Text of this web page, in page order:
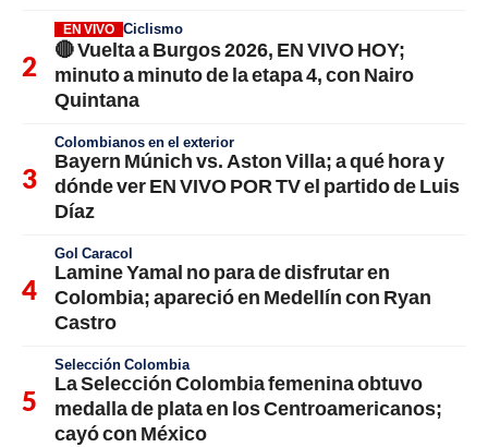
EN VIVO Ciclismo
🔴 Vuelta a Burgos 2026, EN VIVO HOY;
minuto a minuto de la etapa 4, con Nairo
Quintana
Colombianos en el exterior
Bayern Múnich vs. Aston Villa; a qué hora y
dónde ver EN VIVO POR TV el partido de Luis
Díaz
Gol Caracol
Lamine Yamal no para de disfrutar en
Colombia; apareció en Medellín con Ryan
Castro
Selección Colombia
La Selección Colombia femenina obtuvo
medalla de plata en los Centroamericanos;
cayó con México